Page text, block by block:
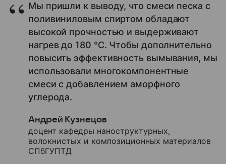
Мы пришли к выводу, что смеси песка с
поливиниловым спиртом обладают
высокой прочностью и выдерживают
нагрев до 180 °С. Чтобы дополнительно
повысить эффективность вымывания, мы
использовали многокомпонентные
смеси с добавлением аморфного
углерода.
Андрей Кузнецов
доцент кафедры наноструктурных,
волокнистых и композиционных материалов
СПбГУПТД